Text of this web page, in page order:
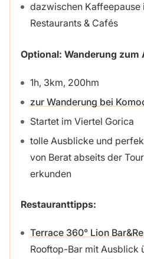
dazwischen Kaffeepause
Restaurants & Cafés
Optional: Wanderung
1h, 3km, 200hm
zur Wanderung bei
Startet im Viertel Gorica
tolle Ausblicke und
von Berat abseits der
erkunden
Restauranttipps:
Terrace 360° Lion
Rooftop-Bar mit Ausblick